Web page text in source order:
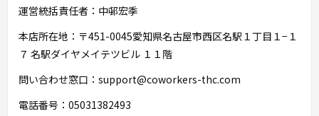
運営統括責任者：中邨宏季
本店所在地：〒451-0045愛知県名古屋市西区名駅１丁目１−１
７ 名駅ダイヤメイテツビル １１階
問い合わせ窓口：support@coworkers-thc.com
電話番号：05031382493